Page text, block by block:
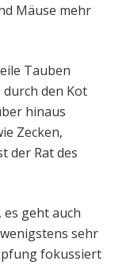
Mäuse mehr
Tauben
den Kot
hinaus
Zecken,
der Rat des
geht auch
sehr
fokussiert